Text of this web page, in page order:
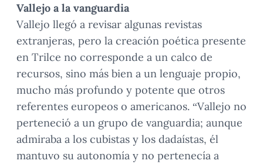
Vallejo a la vanguardia
Vallejo llegó a revisar algunas revistas
extranjeras, pero la creación poética presente
en Trilce no corresponde a un calco de
recursos, sino más bien a un lenguaje propio,
mucho más profundo y potente que otros
referentes europeos o americanos. “Vallejo no
perteneció a un grupo de vanguardia; aunque
admiraba a los cubistas y los dadaístas, él
mantuvo su autonomía y no pertenecía a